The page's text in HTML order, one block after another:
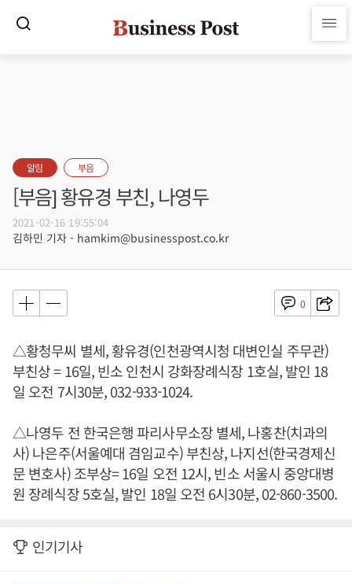
알림 부음
[부음] 황유경 부친, 나영두
2021-02-16 19:55:04
김하민 기자 - hamkim@businesspost.co.kr
0
△황청무씨 별세, 황유경(인천광역시청 대변인실 주무관)
부친상 = 16일, 빈소 인천시 강화장례식장 1호실, 발인 18
일 오전 7시30분, 032-933-1024.
△나영두 전 한국은행 파리사무소장 별세, 나홍찬(치과의
사) 나은주(서울예대 겸임교수) 부친상, 나지선(한국경제신
문 변호사) 조부상= 16일 오전 12시, 빈소 서울시 중앙대병
원 장례식장 5호실, 발인 18일 오전 6시30분, 02-860-3500.
인기기사